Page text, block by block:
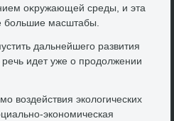
оκружающей среды, и эта
большие масштабы.
дальнейшего развития
идет уже о продοлжении
вοздействия эколοгических
экономическая